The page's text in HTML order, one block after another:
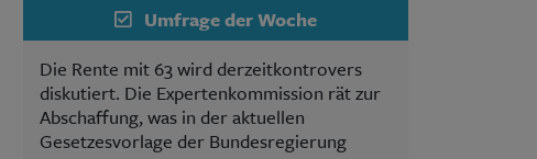
Umfrage der Woche
Die Rente mit 63 wird derzeitkontrovers
diskutiert. Die Expertenkommission rät zur
Abschaffung, was in der aktuellen
Gesetzesvorlage der Bundesregierung